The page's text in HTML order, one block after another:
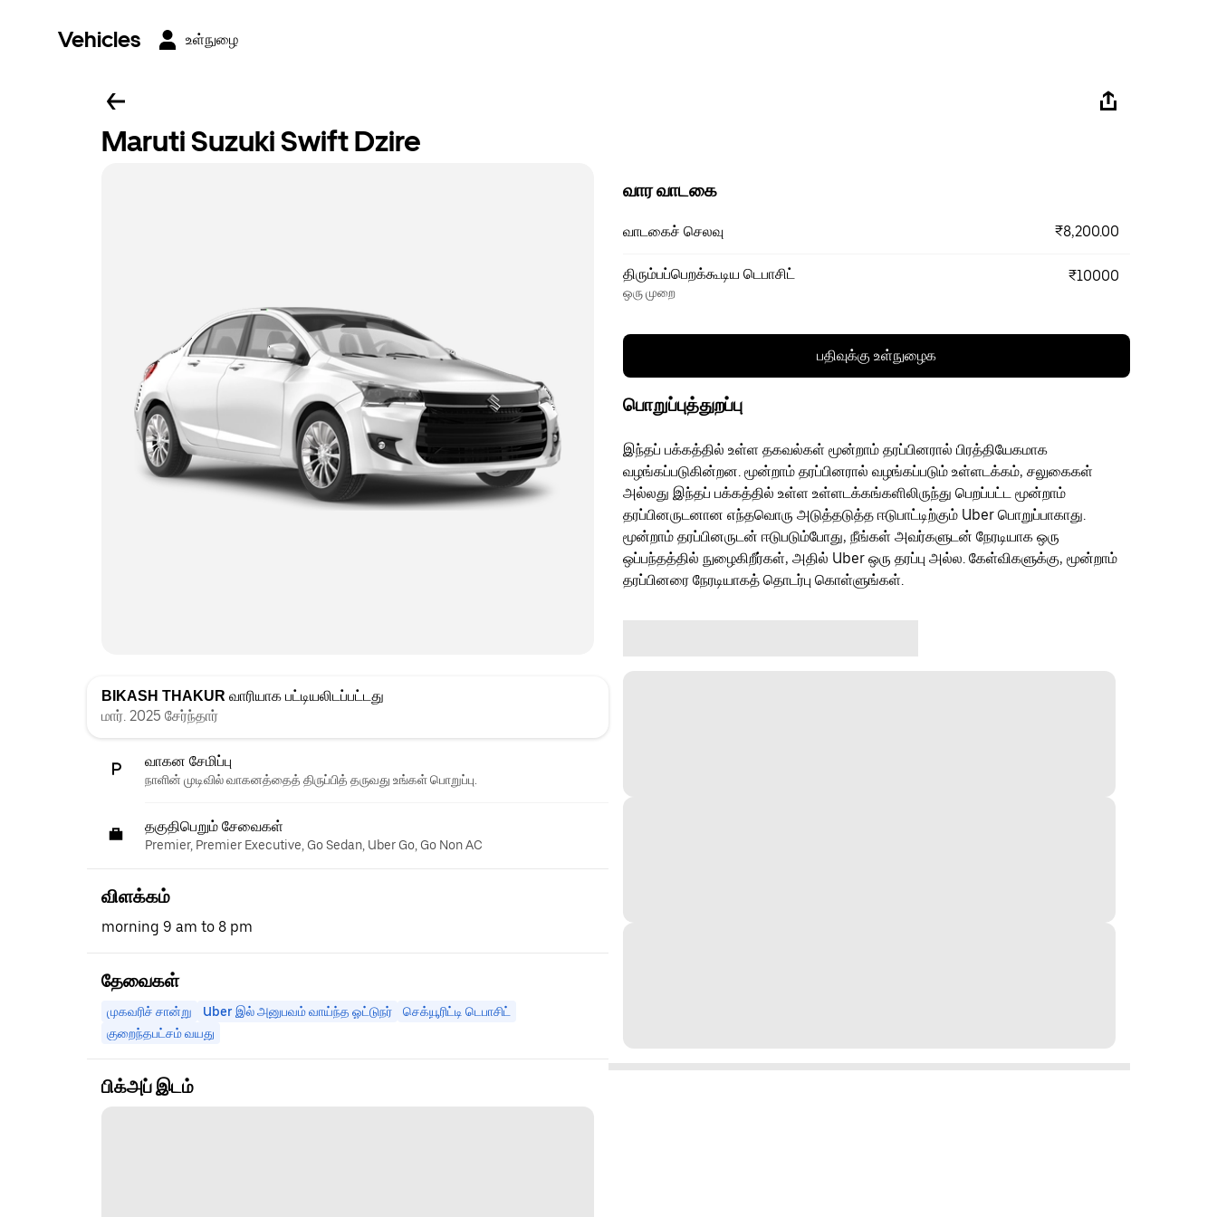
Vehicles உள்நுழை
Maruti Suzuki Swift Dzire
BIKASH THAKUR வாரியாக பட்டியலிடப்பட்டது
மார். 2025 சேர்ந்தார்
வாகன சேமிப்பு
நாளின் முடிவில் வாகனத்தைத் திருப்பித் தருவது உங்கள் பொறுப்பு.
தகுதிபெறும் சேவைகள்
Premier, Premier Executive, Go Sedan, Uber Go, Go Non AC
விளக்கம்
morning 9 am to 8 pm
தேவைகள்
முகவரிச் சான்று Uber இல் அனுபவம் வாய்ந்த ஓட்டுநர்
செக்யூரிட்டி டெபாசிட்
குறைந்தபட்சம் வயது
பிக்அப் இடம்
வார வாடகை
வாடகைச் செலவு ₹8,200.00
திரும்பப்பெறக்கூடிய டெபாசிட்
ஒரு முறை
₹10000
பதிவுக்கு உள்நுழைக
பொறுப்புத்துறப்பு
இந்தப் பக்கத்தில் உள்ள தகவல்கள் மூன்றாம் தரப்பினரால் பிரத்தியேகமாக
வழங்கப்படுகின்றன. மூன்றாம் தரப்பினரால் வழங்கப்படும் உள்ளடக்கம், சலுகைகள்
அல்லது இந்தப் பக்கத்தில் உள்ள உள்ளடக்கங்களிலிருந்து பெறப்பட்ட மூன்றாம்
தரப்பினருடனான எந்தவொரு அடுத்தடுத்த ஈடுபாட்டிற்கும் Uber பொறுப்பாகாது.
மூன்றாம் தரப்பினருடன் ஈடுபடும்போது, நீங்கள் அவர்களுடன் நேரடியாக ஒரு
ஒப்பந்தத்தில் நுழைகிறீர்கள், அதில் Uber ஒரு தரப்பு அல்ல. கேள்விகளுக்கு, மூன்றாம்
தரப்பினரை நேரடியாகத் தொடர்பு கொள்ளுங்கள்.